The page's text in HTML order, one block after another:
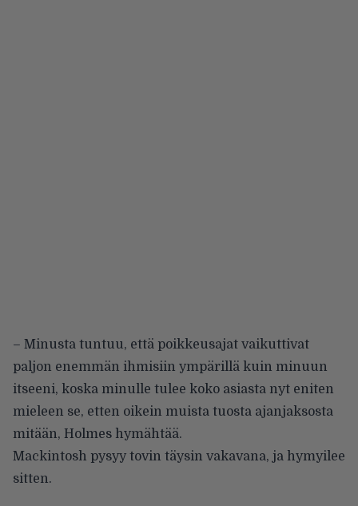
– Minusta tuntuu, että poikkeusajat vaikuttivat
paljon enemmän ihmisiin ympärillä kuin minuun
itseeni, koska minulle tulee koko asiasta nyt eniten
mieleen se, etten oikein muista tuosta ajanjaksosta
mitään, Holmes hymähtää.
Mackintosh pysyy tovin täysin vakavana, ja hymyilee
sitten.